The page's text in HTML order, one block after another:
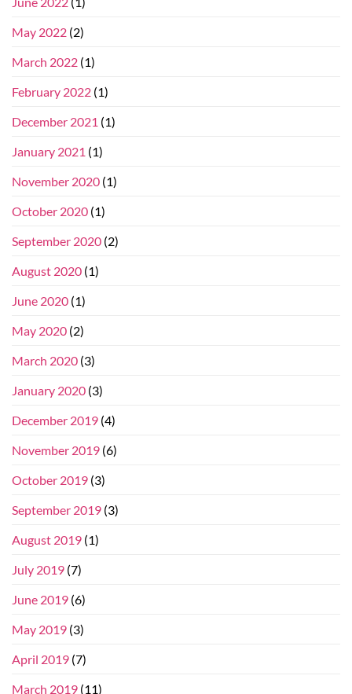
May 2022 (2)
March 2022 (1)
February 2022 (1)
December 2021 (1)
January 2021 (1)
November 2020 (1)
October 2020 (1)
September 2020 (2)
August 2020 (1)
June 2020 (1)
May 2020 (2)
March 2020 (3)
January 2020 (3)
December 2019 (4)
November 2019 (6)
October 2019 (3)
September 2019 (3)
August 2019 (1)
July 2019 (7)
June 2019 (6)
May 2019 (3)
April 2019 (7)
March 2019 (11)